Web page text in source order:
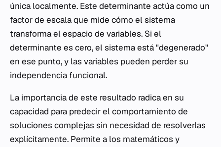
única localmente. Este determinante actúa como un
factor de escala que mide cómo el sistema
transforma el espacio de variables. Si el
determinante es cero, el sistema está "degenerado"
en ese punto, y las variables pueden perder su
independencia funcional.
La importancia de este resultado radica en su
capacidad para predecir el comportamiento de
soluciones complejas sin necesidad de resolverlas
explícitamente. Permite a los matemáticos y